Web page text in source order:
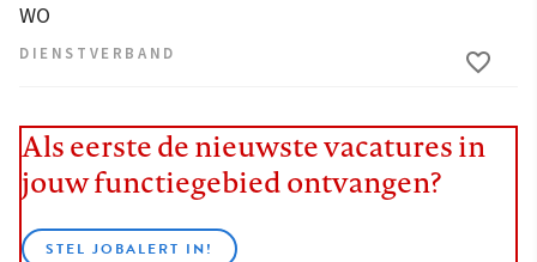
WO
DIENSTVERBAND
Als eerste de nieuwste vacatures in
jouw functiegebied ontvangen?
STEL JOBALERT IN!